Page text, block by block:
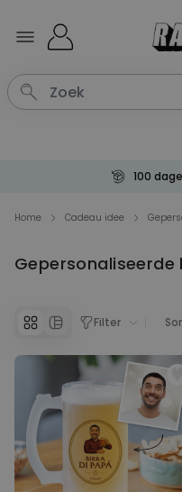
100
Home Cadeau idee
Gepersonaliseerde
Filter